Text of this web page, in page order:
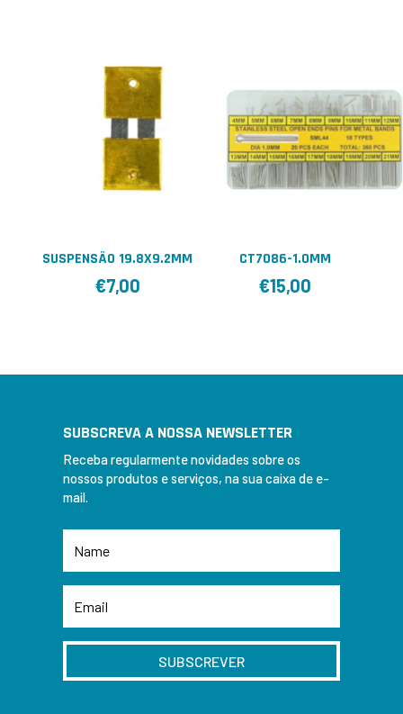
SUSPENSÃO 19.8X9.2MM
€7,00
CT7086-1.0MM
€15,00
SUBSCREVA A NOSSA NEWSLETTER
Receba regularmente novidades sobre os
nossos produtos e serviços, na sua caixa de e-
mail.
SUBSCREVER